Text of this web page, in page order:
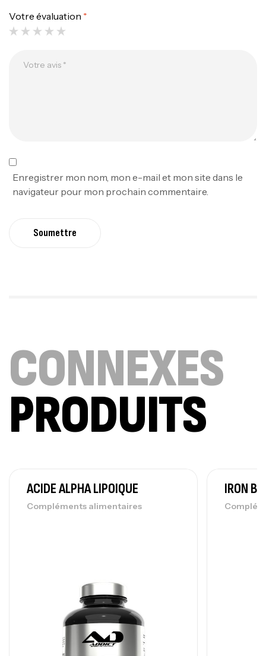
Votre évaluation *
Enregistrer mon nom, mon e-mail et mon site dans le
navigateur pour mon prochain commentaire.
Soumettre
CONNEXES
PRODUITS
ACIDE ALPHA LIPOIQUE
Compléments alimentaires
IRON